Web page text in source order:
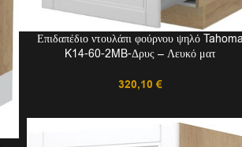
Επιδαπέδιο ντουλάπι φούρνου ψηλό
K14-60-2MB-Δρυς – Λευκό ματ
320,10€